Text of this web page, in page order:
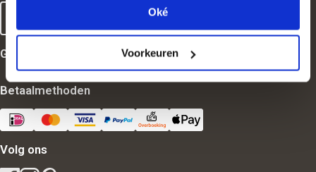
Oké
Voorkeuren
Goedgekeurd
Betaalmethoden
Volg ons